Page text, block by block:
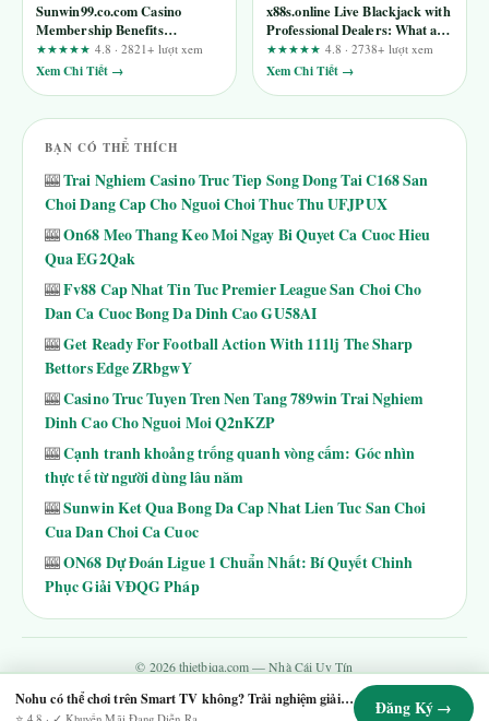
Sunwin99.co.com Casino
Membership Benefits
Explained – A Straightforward
Review
★★★★★ 4.8 · 2821+ lượt xem
Xem Chi Tiết →
x88s.online Live Blackjack with
Professional Dealers: What an
Experience Review Can and
Cannot Tell You
★★★★★ 4.8 · 2738+ lượt xem
Xem Chi Tiết →
BẠN CÓ THỂ THÍCH
🎰Trai Nghiem Casino Truc Tiep Song Dong Tai C168 San
Choi Dang Cap Cho Nguoi Choi Thuc Thu UFJPUX
🎰On68 Meo Thang Keo Moi Ngay Bi Quyet Ca Cuoc Hieu
Qua EG2Qak
🎰Fv88 Cap Nhat Tin Tuc Premier League San Choi Cho
Dan Ca Cuoc Bong Da Dinh Cao GU58AI
🎰Get Ready For Football Action With 111lj The Sharp
Bettors Edge ZRbgwY
🎰Casino Truc Tuyen Tren Nen Tang 789win Trai Nghiem
Dinh Cao Cho Nguoi Moi Q2nKZP
🎰Cạnh tranh khoảng trống quanh vòng cấm: Góc nhìn
thực tế từ người dùng lâu năm
🎰Sunwin Ket Qua Bong Da Cap Nhat Lien Tuc San Choi
Cua Dan Choi Ca Cuoc
🎰ON68 Dự Đoán Ligue 1 Chuẩn Nhất: Bí Quyết Chinh
Phục Giải VĐQG Pháp
© 2026 thietbiqa.com — Nhà Cái Uy Tín
Contact · Chính Sách Giao Dịch· Chính Sách Hoàn Trả·Chính Sách Bảo Mật
Điều Khoản Dịch Vụ
Tra Cứu Vé Tất Cả Game · Sitemap
Nohu có thể chơi trên Smart TV không? Trải nghiệm giải trí đỉnh cao ngay trên màn hình lớn Đăng Ký →